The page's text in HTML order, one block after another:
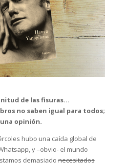
de las fisuras…
no saben igual para todos;
opinión.
hubo una caída global de
y –obvio- el mundo
demasiadonecesitados